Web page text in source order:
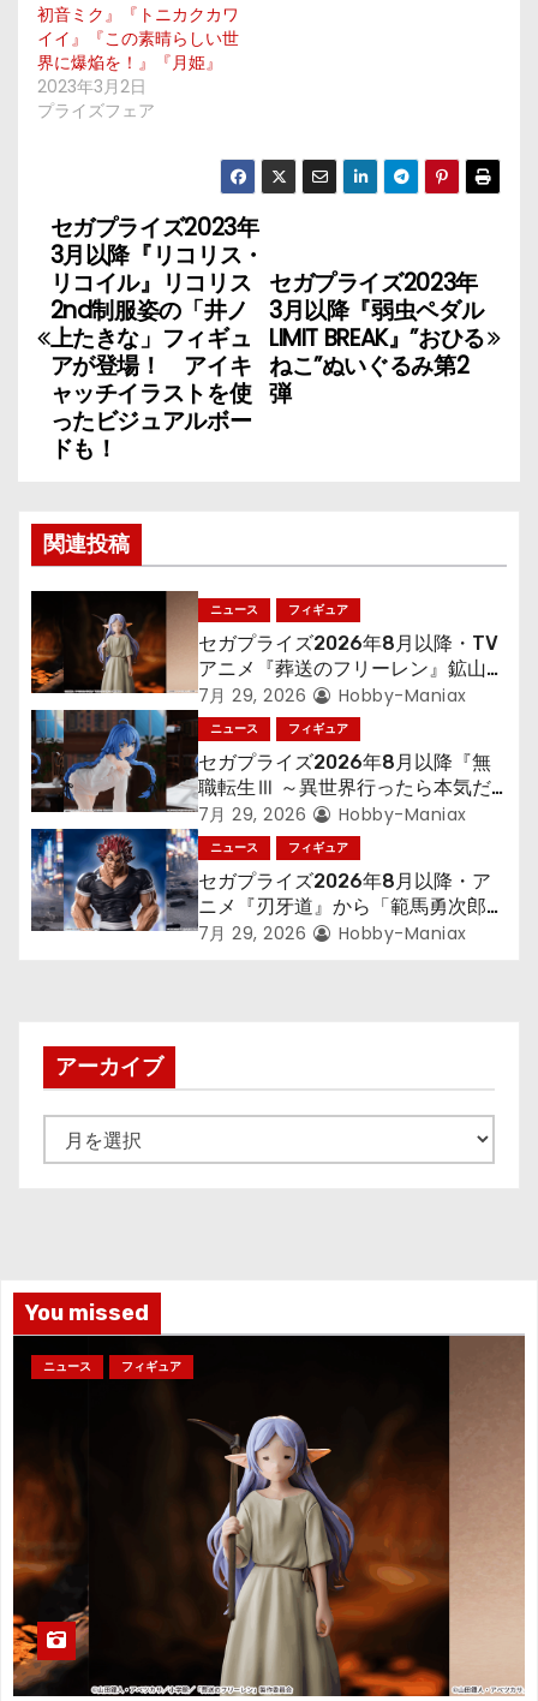
初音ミク』『トニカクカワ
イイ』『この素晴らしい世
界に爆焔を！』『月姫』
2023年3月2日
プライズフェア
投
稿
ナ
ビ
ゲ
シ
ョ
ン
セガプライズ2023年
3月以降『弱虫ペダル
LIMIT BREAK』”おひる
ねこ”ぬいぐるみ第2
弾
セガプライズ2023年
3月以降『リコリス・
リコイル』リコリス
2nd制服姿の「井ノ
上たきな」フィギュ
アが登場！ アイキ
ャッチイラストを使
ったビジュアルボー
ドも！
関連投稿
ニュース フィギュア
セガプライズ2026年8月以降・TV
アニメ『葬送のフリーレン』鉱山で
300年働くことになっっちゃった
「フリーレン」を立体化！
7月 29, 2026 Hobby-Maniax
ニュース フィギュア
セガプライズ2026年8月以降『無
職転生Ⅲ ～異世界行ったら本気だ
す～』から「ロキシー」のフィギュ
アが登場！
7月 29, 2026 Hobby-Maniax
ニュース フィギュア
セガプライズ2026年8月以降・ア
ニメ『刃牙道』から「範馬勇次郎」
が登場ッッ!!
7月 29, 2026 Hobby-Maniax
アーカイブ
ー
You missed
ニュース フィギュア